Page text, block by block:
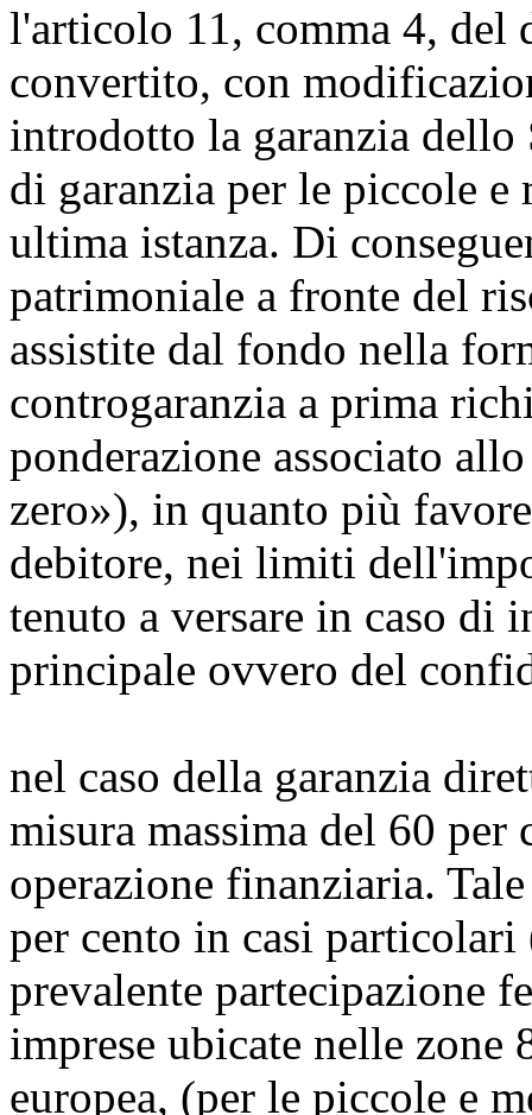
l'articolo 11, comma 4, del
convertito, con
introdotto la garanzia
di garanzia per le piccole e
ultima istanza. Di
patrimoniale a fronte del
assistite dal fondo nella
controgaranzia a prima
ponderazione associato
zero»), in quanto più
debitore, nei limiti
tenuto a versare in caso di
principale ovvero del
nel caso della garanzia
misura massima del 60
operazione finanziaria.
per cento in casi particolari
prevalente partecipazione
imprese ubicate nelle
europea, (per le piccole e